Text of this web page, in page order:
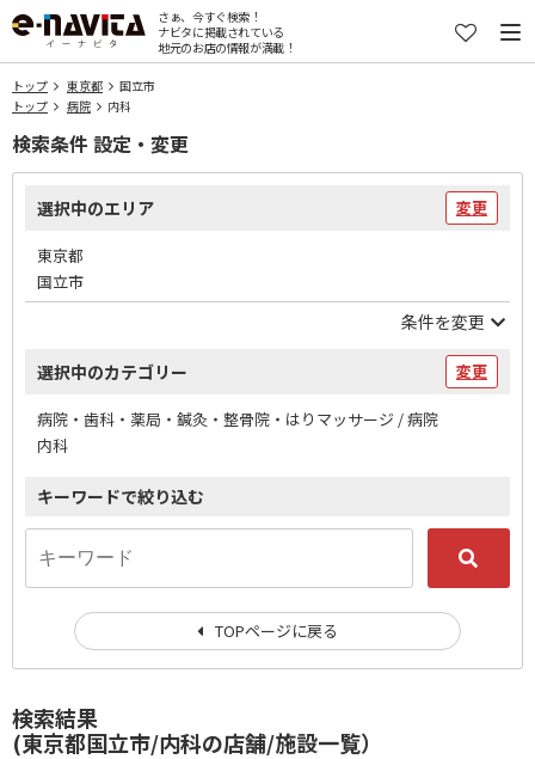
さぁ、今すぐ検索！
ナビタに掲載されている
地元のお店の情報が満載！
トップ 東京都
国立市
トップ
病院 内科
検索結果
(東京都国立市/内科の店舗/施設一覧）
検索条件 設定・変更
選択中のエリア 変更
東京都
国立市
条件を変更
選択中のカテゴリー 変更
病院・歯科・薬局・鍼灸・整骨院・はりマッサージ / 病院
内科
キーワードで絞り込む
TOPページに戻る